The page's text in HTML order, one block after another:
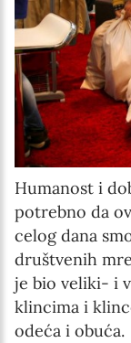
Humanost i
potrebno da
celog dana
društvenih
je bio veliki- i
klincima i
odeća i obuća.